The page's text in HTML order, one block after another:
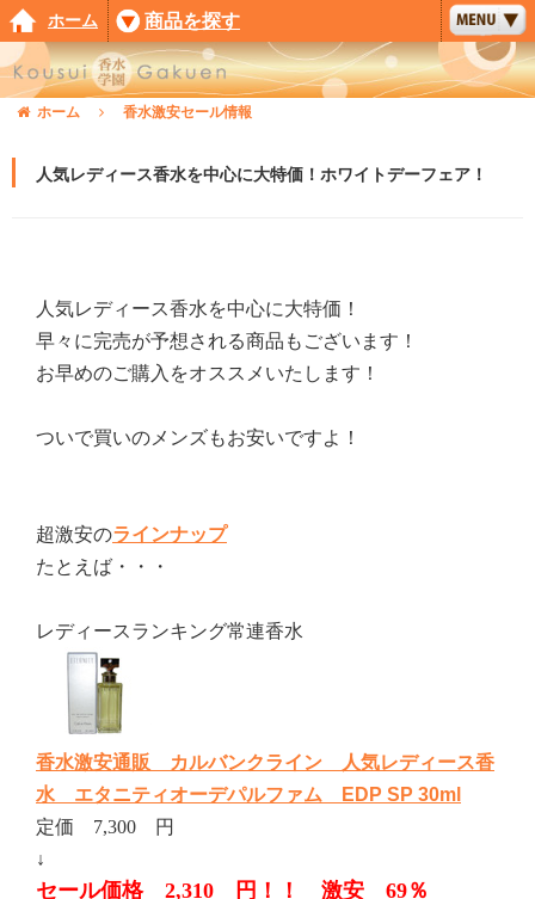
ホーム 商品を探す
ホーム 香水激安セール情報
人気レディース香水を中心に大特価！ホワイトデーフェア！
人気レディース香水を中心に大特価！
早々に完売が予想される商品もございます！
お早めのご購入をオススメいたします！
ついで買いのメンズもお安いですよ！
超激安のラインナップ
たとえば・・・
レディースランキング常連香水
香水激安通販 カルバンクライン 人気レディース香
水 エタニティオーデパルファム EDP SP 30ml
定価 7,300 円
↓
セール価格 2,310 円！！ 激安 69％